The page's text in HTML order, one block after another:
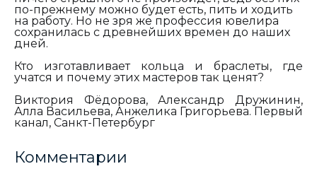
по-прежнему можно будет есть, пить и ходить
на работу. Но не зря же профессия ювелира
сохранилась с древнейших времен до наших
дней.
Кто изготавливает кольца и браслеты, где
учатся и почему этих мастеров так ценят?
Виктория Фёдорова, Александр Дружинин,
Алла Васильева, Анжелика Григорьева. Первый
канал, Санкт-Петербург
Комментарии